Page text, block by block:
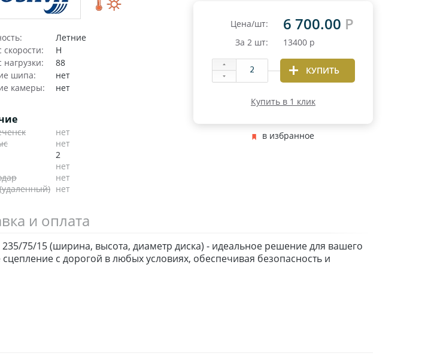
Летние
скорости:
H
нагрузки:
88
шипа:
нет
камеры:
нет
нет
нет
2
нет
нет
нет
Цена/шт: 6 700.00 Р
За 2 шт: 13400 р
КУПИТЬ
Купить в 1 клик
в избранное
и оплата
235/75/15 (ширина, высота, диаметр диска) - идеальное решение для вашего
с дорогой в любых условиях, обеспечивая безопасность и